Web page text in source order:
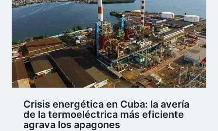
Crisis energética en Cuba: la avería
de la termoeléctrica más eficiente
agrava los apagones